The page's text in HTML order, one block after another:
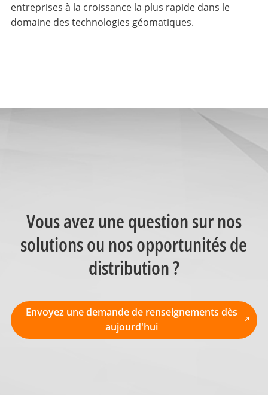
entreprises à la croissance la plus rapide dans le
domaine des technologies géomatiques.
Vous avez une question sur nos
solutions ou nos opportunités de
distribution ?
Envoyez une demande de renseignements dès
aujourd'hui